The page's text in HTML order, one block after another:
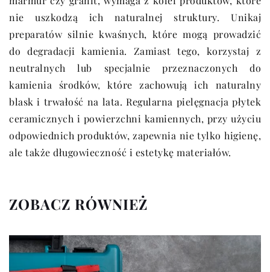
nie uszkodzą ich naturalnej struktury. Unikaj
preparatów silnie kwaśnych, które mogą prowadzić
do degradacji kamienia. Zamiast tego, korzystaj z
neutralnych lub specjalnie przeznaczonych do
kamienia środków, które zachowują ich naturalny
blask i trwałość na lata. Regularna pielęgnacja płytek
ceramicznych i powierzchni kamiennych, przy użyciu
odpowiednich produktów, zapewnia nie tylko higienę,
ale także długowieczność i estetykę materiałów.
ZOBACZ RÓWNIEŻ